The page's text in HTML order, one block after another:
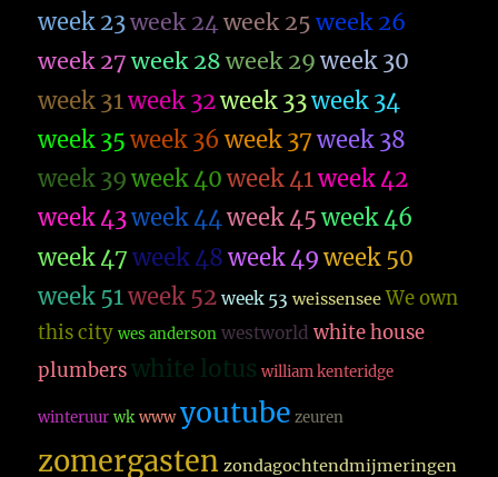
week 23week 24week 25 week 26
week 27 week 28 week 29 week 30
week 31week 32week 33week 34
week 35 week 36 week 37 week 38
week 39 week 40 week 41week 42
week 43week 44week 45 week 46
week 47 week 48 week 49 week 50
week 51week 52 week 53 weissensee We own
this city wes anderson westworld white house
plumbers white lotus william kenteridge
winteruur wk www youtube zeuren
zomergasten zondagochtendmijmeringen